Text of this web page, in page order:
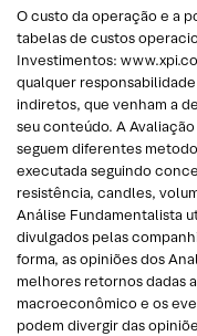
O custo da operação e a
tabelas de custos
Investimentos:
qualquer
indiretos, que venham a
seu conteúdo. A
seguem diferentes
executada seguindo
resistência, candles,
Análise Fundamentalista
divulgados pelas
forma, as opiniões dos
melhores retornos dadas
macroeconômico e os
podem divergir das